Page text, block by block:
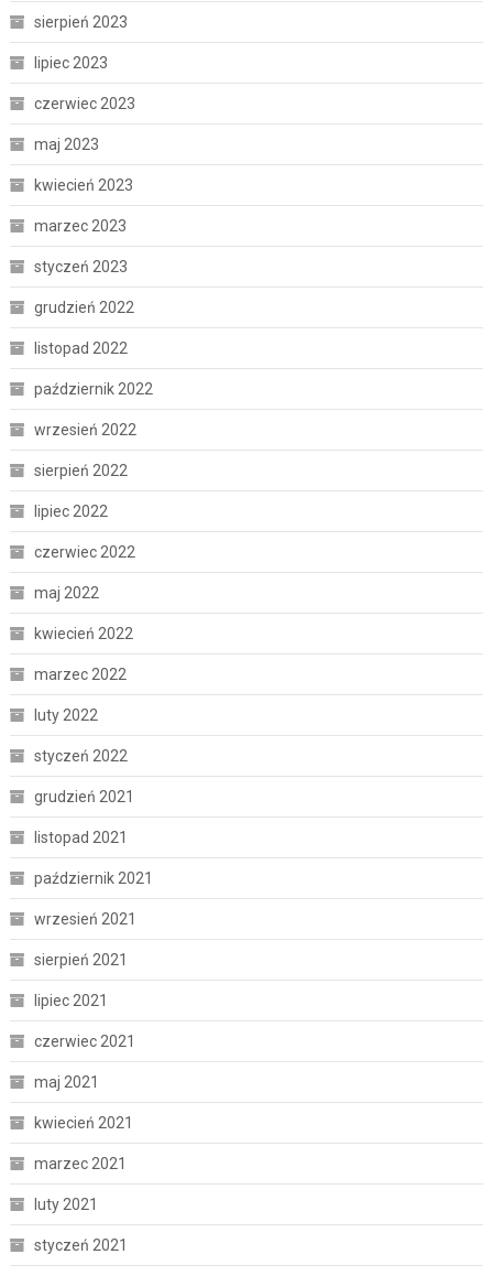
sierpień 2023
lipiec 2023
czerwiec 2023
maj 2023
kwiecień 2023
marzec 2023
styczeń 2023
grudzień 2022
listopad 2022
październik 2022
wrzesień 2022
sierpień 2022
lipiec 2022
czerwiec 2022
maj 2022
kwiecień 2022
marzec 2022
luty 2022
styczeń 2022
grudzień 2021
listopad 2021
październik 2021
wrzesień 2021
sierpień 2021
lipiec 2021
czerwiec 2021
maj 2021
kwiecień 2021
marzec 2021
luty 2021
styczeń 2021